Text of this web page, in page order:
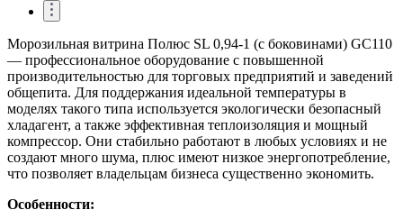
Морозильная витрина Полюс SL 0,94-1 (с боковинами) GC110
— профессиональное оборудование с повышенной
производительностью для торговых предприятий и заведений
общепита. Для поддержания идеальной температуры в
моделях такого типа используется экологически безопасный
хладагент, а также эффективная теплоизоляция и мощный
компрессор. Они стабильно работают в любых условиях и не
создают много шума, плюс имеют низкое энергопотребление,
что позволяет владельцам бизнеса существенно экономить.
Особенности: